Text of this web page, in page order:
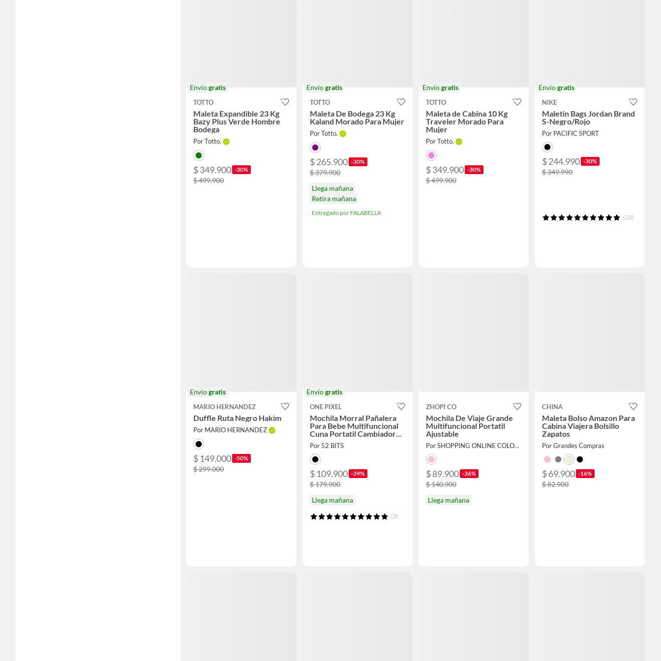
Envíogratis
TOTTO
Maleta Expandible 23 Kg
Bazy Plus Verde Hombre
Bodega
Por Totto.
$ 349.900 -30%
$ 499.900
Envíogratis
TOTTO
Maleta De Bodega 23 Kg
Kaland Morado Para Mujer
Por Totto.
$ 265.900 -30%
$ 379.900
Llega mañana
Retira mañana
Entregado por FALABELLA
Envíogratis
TOTTO
Maleta de Cabina 10 Kg
Traveler Morado Para
Mujer
Por Totto.
$ 349.900 -30%
$ 499.900
Envíogratis
NIKE
Maletin Bags Jordan Brand
S-Negro/Rojo
Por PACIFIC SPORT
$ 244.990 -30%
$ 349.990
(22)
Envíogratis
MARIO HERNANDEZ
Duffle Ruta Negro Hakim
Por MARIO HERNANDEZ
$ 149.000 -50%
$ 299.000
Envíogratis
ONE PIXEL
Mochila Morral Pañalera
Para Bebe Multifuncional
Cuna Portatil Cambiador
Negro
Por 52 BITS
$ 109.900 -39%
$ 179.900
Llega mañana
(3)
ZHOPI CO
Mochila De Viaje Grande
Multifuncional Portatil
Ajustable
Por SHOPPING ONLINE COLOMBIA SAS
$ 89.900 -36%
$ 140.900
Llega mañana
CHINA
Maleta Bolso Amazon Para
Cabina Viajera Bolsillo
Zapatos
Por Grandes Compras
$ 69.900 -16%
$ 82.900